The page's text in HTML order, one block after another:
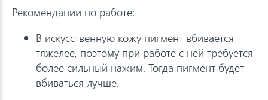
Рекомендации по работе:
В искусственную кожу пигмент вбивается
тяжелее, поэтому при работе с ней требуется
более сильный нажим. Тогда пигмент будет
вбиваться лучше.